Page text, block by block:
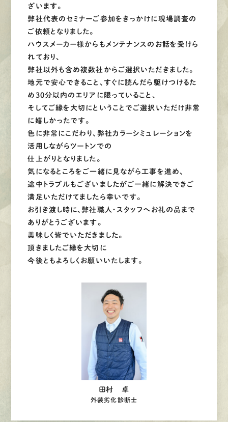
ざいます。
弊社代表のセミナーご参加をきっかけに現場調査の
ご依頼となりました。
ハウスメーカー様からもメンテナンスのお話を受けら
れており、
弊社以外も含め複数社からご選択いただきました。
地元で安心できること、すぐに読んだら駆けつけるた
め30分以内のエリアに限っていること、
そしてご縁を大切にということでご選択いただけ非常
に嬉しかったです。
色に非常にこだわり、弊社カラーシミュレーションを
活用しながらツートンでの
仕上がりとなりました。
気になるところをご一緒に見ながら工事を進め、
途中トラブルもございましたがご一緒に解決できご
満足いただけてましたら幸いです。
お引き渡し時に、弊社職人・スタッフへお礼の品まで
ありがとうございます。
美味しく皆でいただきました。
頂きましたご縁を大切に
今後ともよろしくお願いいたします。
田村 卓
外装劣化診断士